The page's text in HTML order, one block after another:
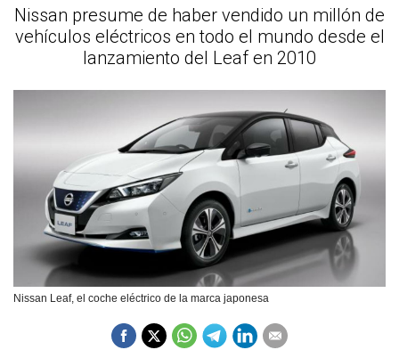
Nissan presume de haber vendido un millón de
vehículos eléctricos en todo el mundo desde el
lanzamiento del Leaf en 2010
Nissan Leaf, el coche eléctrico de la marca japonesa